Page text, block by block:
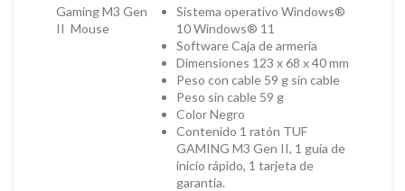
Gaming M3 Gen
II Mouse
Sistema operativo Windows®
10 Windows® 11
Software Caja de armería
Dimensiones 123 x 68 x 40 mm
Peso con cable 59 g sin cable
Peso sin cable 59 g
Color Negro
Contenido 1 ratón TUF
GAMING M3 Gen II, 1 guía de
inicio rápido, 1 tarjeta de
garantía.